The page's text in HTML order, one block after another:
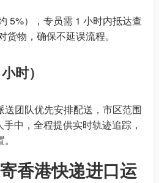
5%），专员需 1 小时内抵达查
物，确保不延误流程。
时）
团队优先安排配送，市区范围
中，全程提供实时轨迹追踪，
香港快递进口运